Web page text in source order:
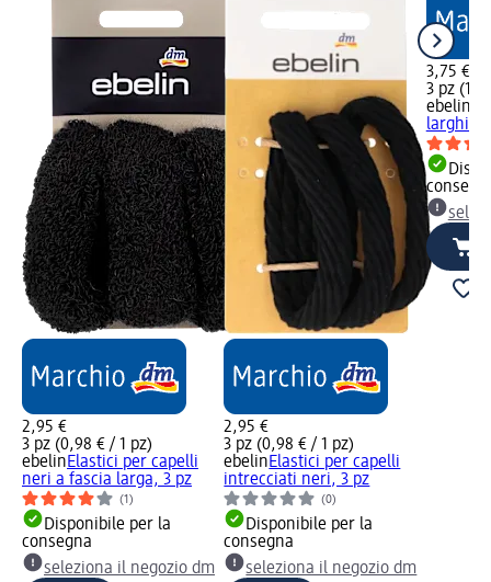
2,95 €
3 pz (0,98 € / 1 pz)
ebelinElastici per capelli
neri a fascia larga, 3 pz
(1)
Disponibile per la
consegna
seleziona il negozio dm
2,95 €
3 pz (0,98 € / 1 pz)
ebelinElastici per capelli
intrecciati neri, 3 pz
(0)
Disponibile per la
consegna
seleziona il negozio dm
3,75 €
3 pz
ebelin
larghi